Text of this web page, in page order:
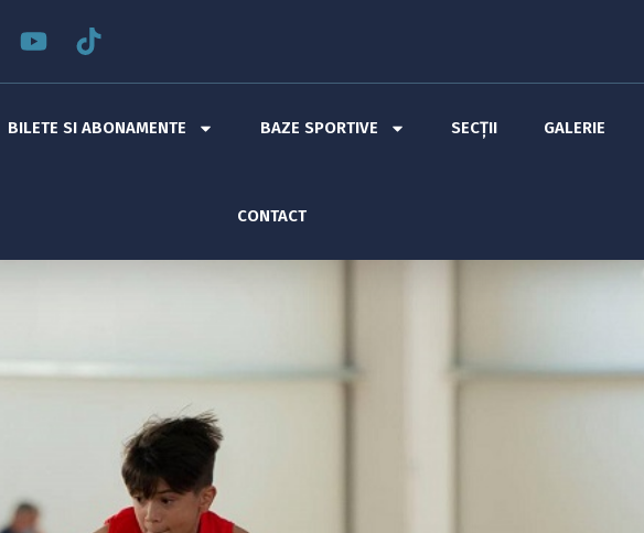
BILETE SI ABONAMENTE BAZE SPORTIVE SECȚII GALERIE
CONTACT